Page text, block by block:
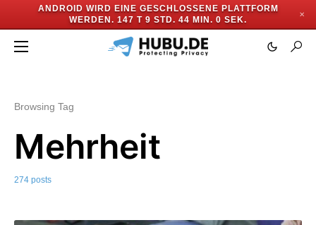
ANDROID WIRD EINE GESCHLOSSENE PLATTFORM
WERDEN.
147 T 9 STD. 43 MIN. 57 SEK.
✕
Browsing Tag
Mehrheit
274 posts